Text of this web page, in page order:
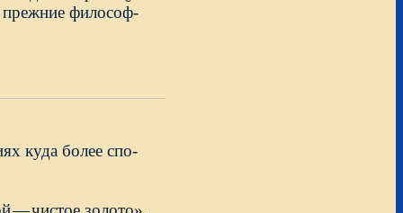
философ-
куда более спо-